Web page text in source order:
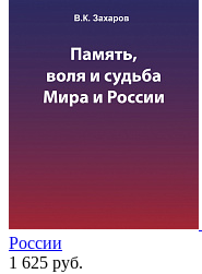
России
1 625 руб.